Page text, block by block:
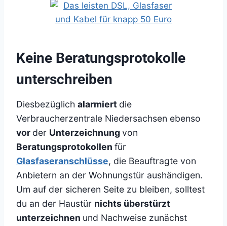
Keine Beratungsprotokolle
unterschreiben
Diesbezüglich alarmiert die
Verbraucherzentrale Niedersachsen ebenso
vor der Unterzeichnung von
Beratungsprotokollen für
Glasfaseranschlüsse, die Beauftragte von
Anbietern an der Wohnungstür aushändigen.
Um auf der sicheren Seite zu bleiben, solltest
du an der Haustür nichts überstürzt
unterzeichnen und Nachweise zunächst